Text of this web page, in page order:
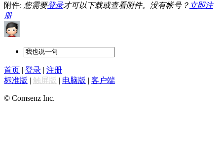
附件: 您需要登录才可以下载或查看附件。没有帐号？ 立即注
册
首页 | 登录 | 注册
标准版 | 触屏版 | 电脑版 | 客户端
© Comsenz Inc.